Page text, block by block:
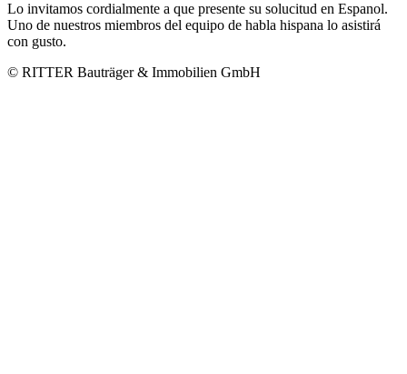
Lo invitamos cordialmente a que presente su solucitud en Espanol.
Uno de nuestros miembros del equipo de habla hispana lo asistirá
con gusto.
© RITTER Bauträger & Immobilien GmbH